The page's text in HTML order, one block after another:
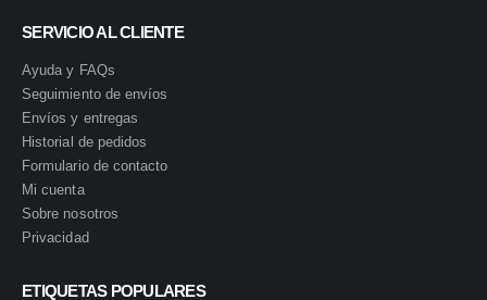
SERVICIO AL CLIENTE
Ayuda y FAQs
Seguimiento de envíos
Envíos y entregas
Historial de pedidos
Formulario de contacto
Mi cuenta
Sobre nosotros
Privacidad
ETIQUETAS POPULARES